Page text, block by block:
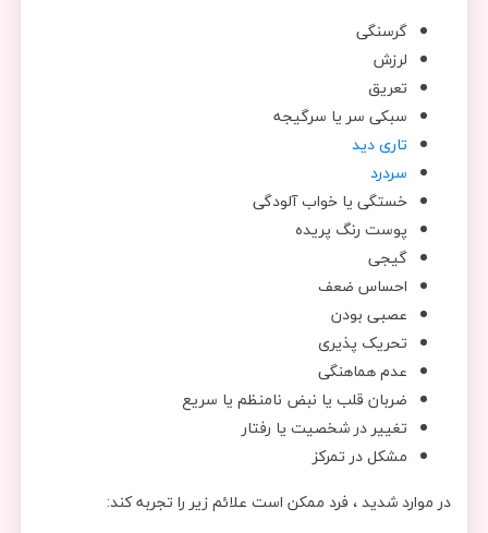
گرسنگی
لرزش
تعریق
سبکی سر یا سرگیجه
تاری دید
سردرد
خستگی یا خواب آلودگی
پوست رنگ پریده
گیجی
احساس ضعف
عصبی بودن
تحریک پذیری
عدم هماهنگی
ضربان قلب یا نبض نامنظم یا سریع
تغییر در شخصیت یا رفتار
مشکل در تمرکز
در موارد شدید ، فرد ممکن است علائم زیر را تجربه کند: